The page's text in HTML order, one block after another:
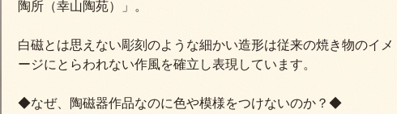
陶所（幸山陶苑）」。
白磁とは思えない彫刻のような細かい造形は従来の焼き物のイメ
ージにとらわれない作風を確立し表現しています。
◆なぜ、陶磁器作品なのに色や模様をつけないのか？◆